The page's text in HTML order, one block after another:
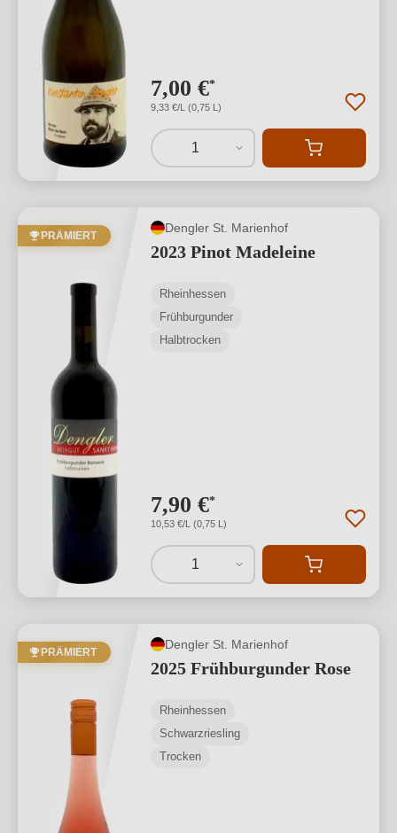
7,00 €*
9,33 €/L (0,75 L)
1
PRÄMIERT
Dengler St. Marienhof
2023 Pinot Madeleine
Rheinhessen
Frühburgunder
Halbtrocken
7,90 €*
10,53 €/L (0,75 L)
1
PRÄMIERT
Dengler St. Marienhof
2025 Frühburgunder Rose
Rheinhessen
Schwarzriesling
Trocken